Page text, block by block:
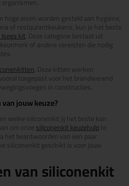
eisen worden gesteld aan hygiëne,
of restaurantkeukens, kun je het beste
kit. Deze categorie bestaat uit
of andere vereisten die nodig
. Deze kitten werken
toegepast voor het brandwerend
in constructies.
jouw keuze?
welke siliconenkit jij het beste kan
om onzesiliconenkit keuzehulpte
het beantwoorden van een paar
siliconenkit geschikt is voor jouw
van siliconenkit